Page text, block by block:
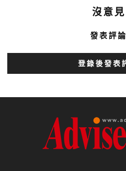
沒意見
發表評論
登錄後發表